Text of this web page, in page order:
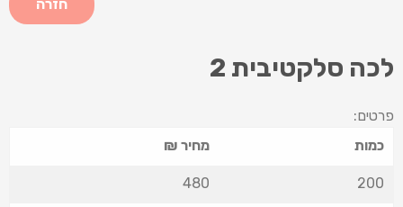
חזרה
לכה סלקטיבית 2
פרטים:
כמות
מחיר ₪
200
480